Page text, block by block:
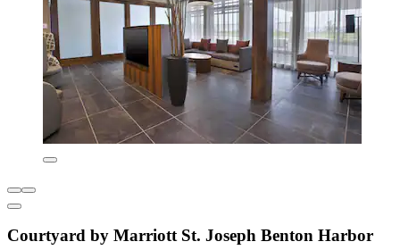
Courtyard by Marriott St. Joseph Benton Harbor